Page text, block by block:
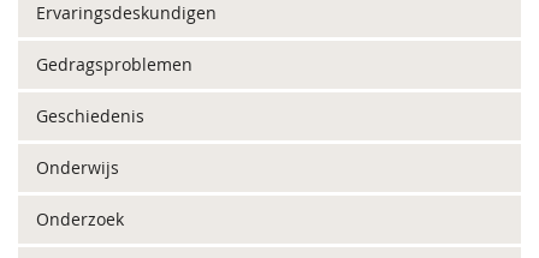
Ervaringsdeskundigen
Gedragsproblemen
Geschiedenis
Onderwijs
Onderzoek